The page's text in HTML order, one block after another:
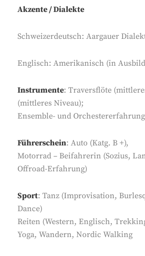
Akzente / Dialekte
Schweizerdeutsch: Aargauer
Englisch: Amerikanisch (in
Instrumente: Traversflöte
(mittleres Niveau);
Ensemble- und Orchestererfahrung
Führerschein: Auto (Katg. B +),
Motorrad – Beifahrerin (Sozius,
Offroad-Erfahrung)
Sport: Tanz (Improvisation,
Dance)
Reiten (Western, Englisch,
Yoga, Wandern, Nordic Walking